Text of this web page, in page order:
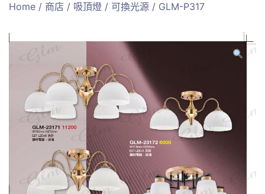
Home / 商店 / 吸頂燈 / 可換光源 / GLM-P317